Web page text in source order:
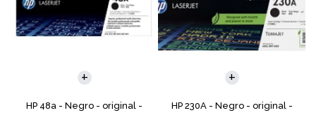
HP 48a - Negro - original -
HP 230A - Negro - original -